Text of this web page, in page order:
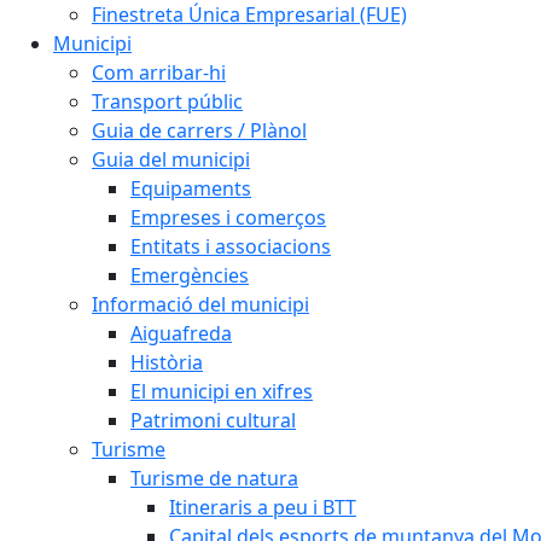
Finestreta Única Empresarial (FUE)
Municipi
Com arribar-hi
Transport públic
Guia de carrers / Plànol
Guia del municipi
Equipaments
Empreses i comerços
Entitats i associacions
Emergències
Informació del municipi
Aiguafreda
Història
El municipi en xifres
Patrimoni cultural
Turisme
Turisme de natura
Itineraris a peu i BTT